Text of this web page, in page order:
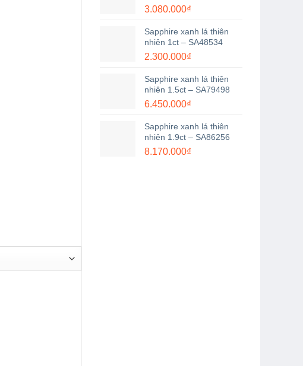
3.080.000₫
Sapphire xanh lá thiên
nhiên 1ct – SA48534
2.300.000₫
Sapphire xanh lá thiên
nhiên 1.5ct – SA79498
6.450.000₫
Sapphire xanh lá thiên
nhiên 1.9ct – SA86256
8.170.000₫